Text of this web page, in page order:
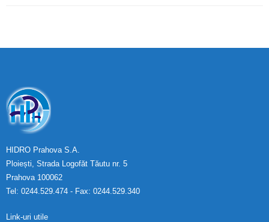
HIDRO Prahova S.A.
Ploiești, Strada Logofăt Tăutu nr. 5
Prahova 100062
Tel: 0244.529.474 - Fax: 0244.529.340
Link-uri utile